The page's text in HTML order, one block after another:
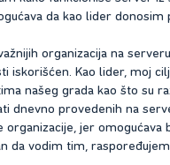
da kao lider
organizacija na
Kao lider, moj
našeg grada kao što su
dnevno provedenih na
jer
da vodim tim,